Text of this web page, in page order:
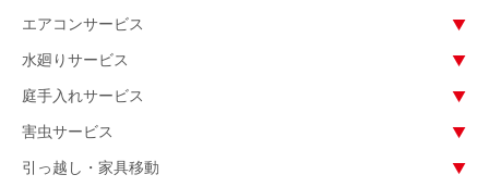
エアコンサービス
水廻りサービス
庭手入れサービス
害虫サービス
引っ越し・家具移動